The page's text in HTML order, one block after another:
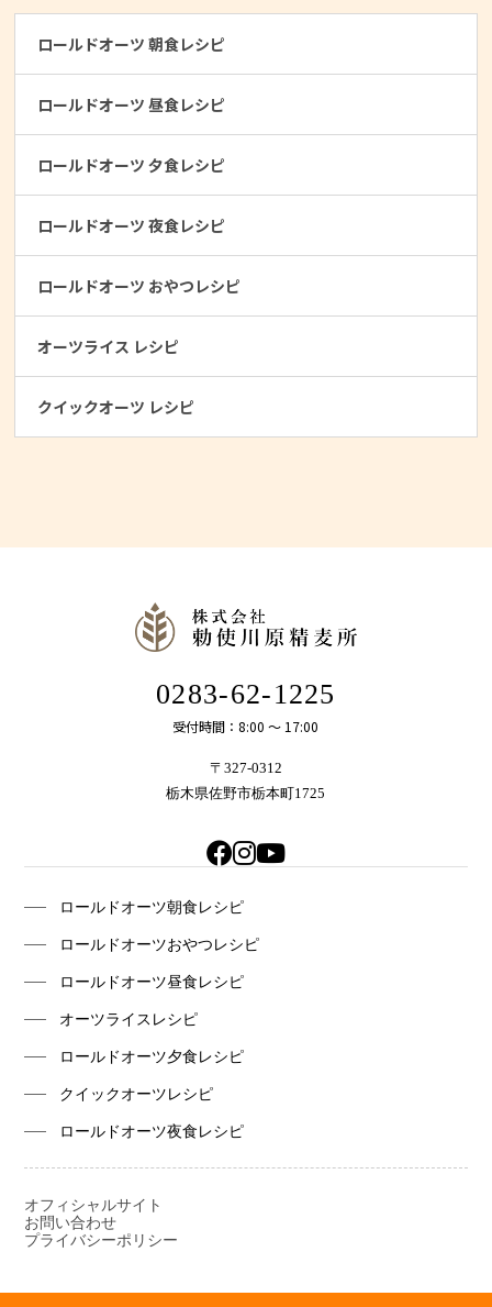
ロールドオーツ 朝食レシピ
ロールドオーツ 昼食レシピ
ロールドオーツ 夕食レシピ
ロールドオーツ 夜食レシピ
ロールドオーツ おやつレシピ
オーツライス レシピ
クイックオーツ レシピ
0283-62-1225
受付時間：8:00 〜 17:00
〒327-0312
栃木県佐野市栃本町1725
ロールドオーツ朝食レシピ
ロールドオーツおやつレシピ
ロールドオーツ昼食レシピ
オーツライスレシピ
ロールドオーツ夕食レシピ
クイックオーツレシピ
ロールドオーツ夜食レシピ
オフィシャルサイト
お問い合わせ
プライバシーポリシー